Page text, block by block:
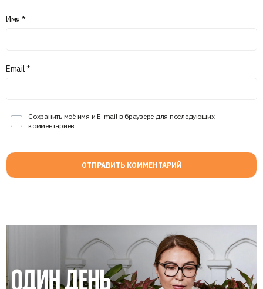
Имя *
Email*
Сохранить моё имя и E-mail в браузере для последующих
комментариев